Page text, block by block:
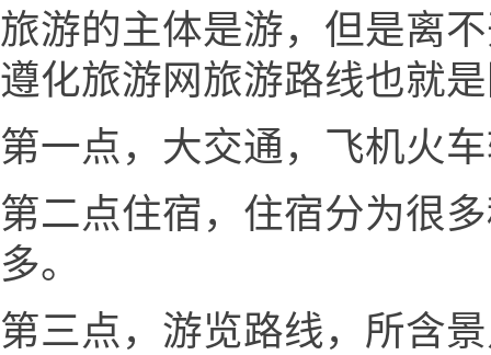
旅游的主体是游，但是离
遵化旅游网旅游路线也就
第一点，大交通，飞机火
第二点住宿，住宿分为很
多。
第三点，游览路线，所含